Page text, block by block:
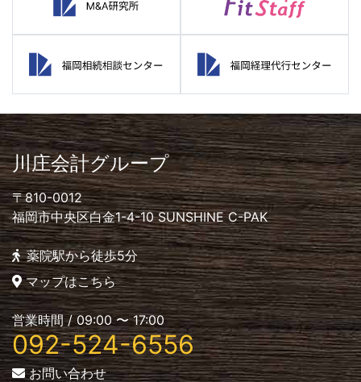
川庄会計グループ
〒810-0012
福岡市中央区白金1-4-10 SUNSHINE C-PAK
薬院駅から徒歩5分
マップはこちら
営業時間 / 09:00 〜 17:00
092-524-6556
お問い合わせ